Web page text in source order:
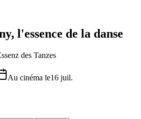
l'essence de la danse
des Tanzes
Au cinéma le16 juil.